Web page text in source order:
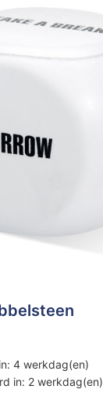
4 werkdag(en)
in: 2 werkdag(en)